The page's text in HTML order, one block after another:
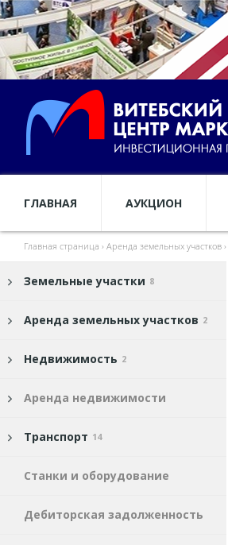
ГЛАВНАЯ АУКЦИОН
Главная страница › Аренда земельных участков ›
Земельные участки 8
Аренда земельных участков 2
Недвижимость 2
Аренда недвижимости
Транспорт 14
Станки и оборудование
Дебиторская задолженность